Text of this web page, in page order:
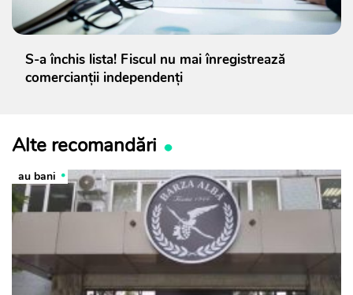
S-a închis lista! Fiscul nu mai înregistrează
comercianții independenți
Alte recomandări
au bani